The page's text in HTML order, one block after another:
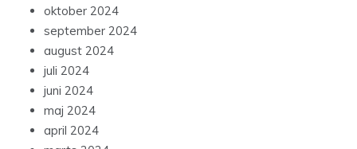
oktober 2024
september 2024
august 2024
juli 2024
juni 2024
maj 2024
april 2024